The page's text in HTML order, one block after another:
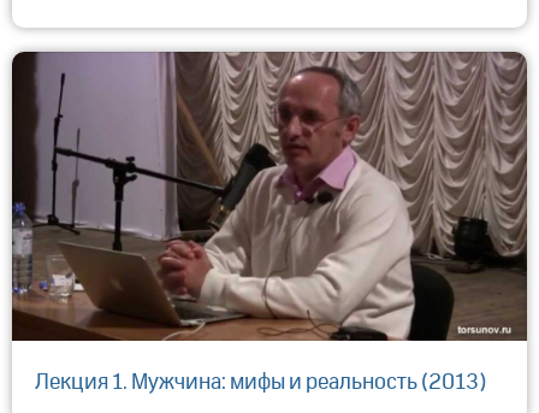
Лекция 1. Мужчина: мифы и реальность (2013)